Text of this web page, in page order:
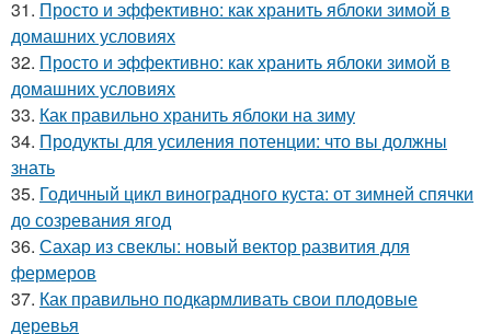
31. Просто и эффективно: как хранить яблоки зимой в
домашних условиях
32. Просто и эффективно: как хранить яблоки зимой в
домашних условиях
33. Как правильно хранить яблоки на зиму
34. Продукты для усиления потенции: что вы должны
знать
35. Годичный цикл виноградного куста: от зимней спячки
до созревания ягод
36. Сахар из свеклы: новый вектор развития для
фермеров
37. Как правильно подкармливать свои плодовые
деревья